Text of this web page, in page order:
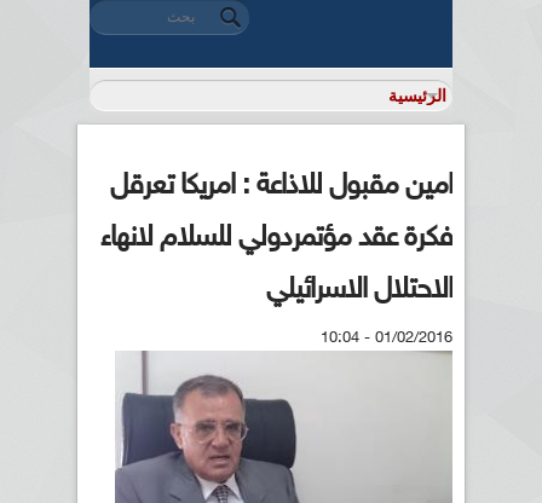
استمارة البحث
‏بحث ‏
امين مقبول للاذاعة : امريكا تعرقل
فكرة عقد مؤتمردولي للسلام لانهاء
الاحتلال الاسرائيلي
01/02/2016 - 10:04